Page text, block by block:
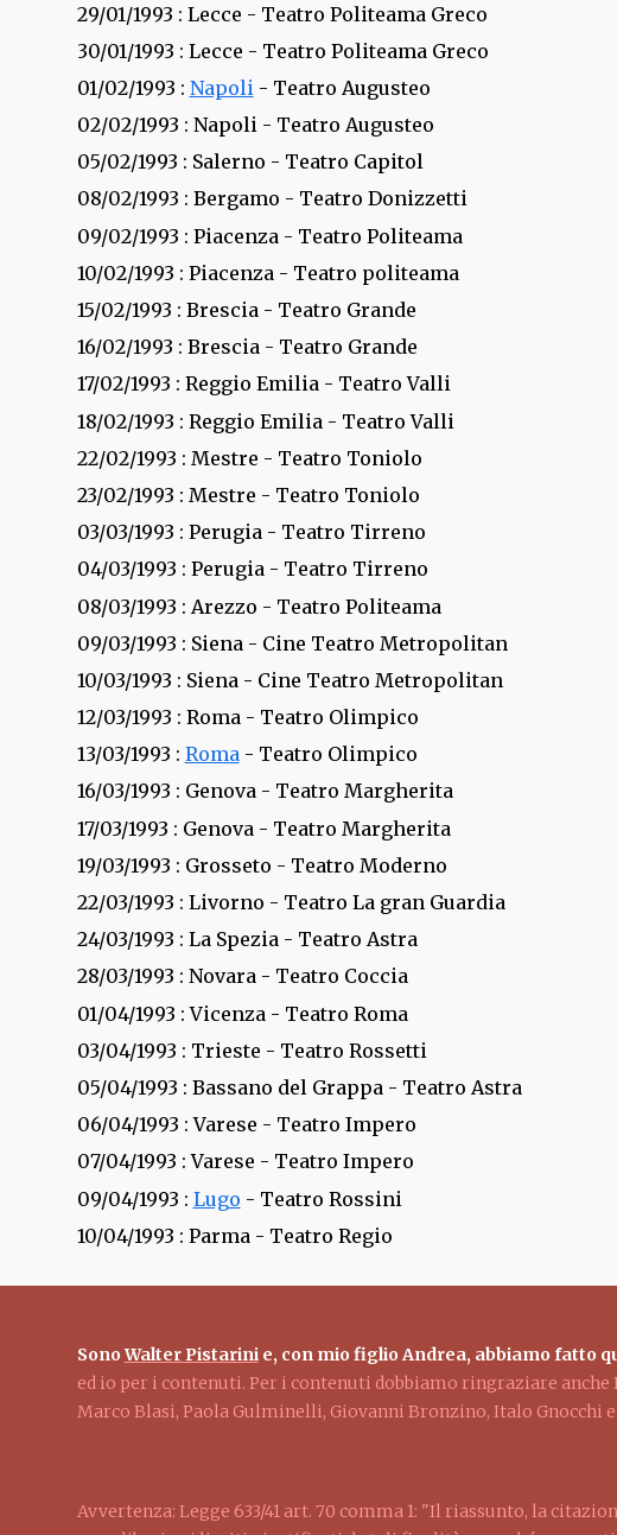
29/01/1993 : Lecce - Teatro Politeama Greco
30/01/1993 : Lecce - Teatro Politeama Greco
01/02/1993 : Napoli - Teatro Augusteo
02/02/1993 : Napoli - Teatro Augusteo
05/02/1993 : Salerno - Teatro Capitol
08/02/1993 : Bergamo - Teatro Donizzetti
09/02/1993 : Piacenza - Teatro Politeama
10/02/1993 : Piacenza - Teatro politeama
15/02/1993 : Brescia - Teatro Grande
16/02/1993 : Brescia - Teatro Grande
17/02/1993 : Reggio Emilia - Teatro Valli
18/02/1993 : Reggio Emilia - Teatro Valli
22/02/1993 : Mestre - Teatro Toniolo
23/02/1993 : Mestre - Teatro Toniolo
03/03/1993 : Perugia - Teatro Tirreno
04/03/1993 : Perugia - Teatro Tirreno
08/03/1993 : Arezzo - Teatro Politeama
09/03/1993 : Siena - Cine Teatro Metropolitan
10/03/1993 : Siena - Cine Teatro Metropolitan
12/03/1993 : Roma - Teatro Olimpico
13/03/1993 : Roma- Teatro Olimpico
16/03/1993 : Genova - Teatro Margherita
17/03/1993 : Genova - Teatro Margherita
19/03/1993 : Grosseto - Teatro Moderno
22/03/1993 : Livorno - Teatro La gran Guardia
24/03/1993 : La Spezia - Teatro Astra
28/03/1993 : Novara - Teatro Coccia
01/04/1993 : Vicenza - Teatro Roma
03/04/1993 : Trieste - Teatro Rossetti
05/04/1993 : Bassano del Grappa - Teatro Astra
06/04/1993 : Varese - Teatro Impero
07/04/1993 : Varese - Teatro Impero
09/04/1993 : Lugo - Teatro Rossini
10/04/1993 : Parma - Teatro Regio
SonoWalter Pistarinie, con mio figlio Andrea, abbiamo fatto
ed io per i contenuti. Per i contenuti dobbiamo ringraziare
Marco Blasi, Paola Gulminelli, Giovanni Bronzino, Italo Gnocchi
Avvertenza: Legge 633/41 art. 70 comma 1: "Il riassunto, la